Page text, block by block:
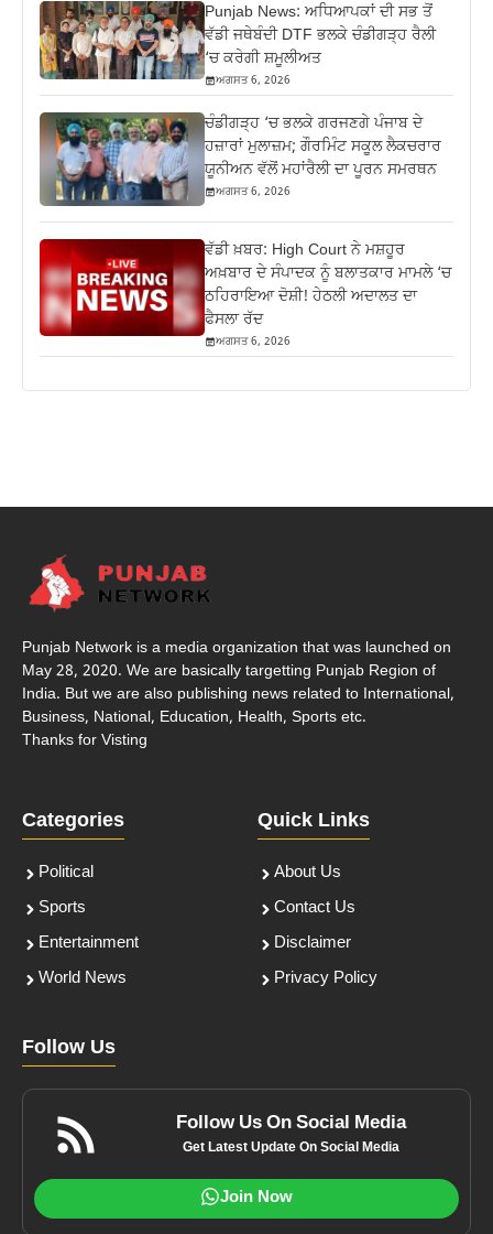
Punjab News: ਅਧਿਆਪਕਾਂ ਦੀ ਸਭ ਤੋਂ
ਵੱਡੀ ਜਥੇਬੰਦੀ DTF ਭਲਕੇ ਚੰਡੀਗੜ੍ਹ ਰੈਲੀ
‘ਚ ਕਰੇਗੀ ਸ਼ਮੂਲੀਅਤ
ਅਗਸਤ 6, 2026
ਚੰਡੀਗੜ੍ਹ ‘ਚ ਭਲਕੇ ਗਰਜਣਗੇ ਪੰਜਾਬ ਦੇ
ਹਜ਼ਾਰਾਂ ਮੁਲਾਜ਼ਮ; ਗੌਰਮਿੰਟ ਸਕੂਲ ਲੈਕਚਰਾਰ
ਯੂਨੀਅਨ ਵੱਲੋਂ ਮਹਾਂਰੈਲੀ ਦਾ ਪੂਰਨ ਸਮਰਥਨ
ਅਗਸਤ 6, 2026
ਵੱਡੀ ਖ਼ਬਰ: High Court ਨੇ ਮਸ਼ਹੂਰ
ਅਖ਼ਬਾਰ ਦੇ ਸੰਪਾਦਕ ਨੂੰ ਬਲਾਤਕਾਰ ਮਾਮਲੇ ‘ਚ
ਠਹਿਰਾਇਆ ਦੋਸ਼ੀ! ਹੇਠਲੀ ਅਦਾਲਤ ਦਾ
ਫੈਸਲਾ ਰੱਦ
ਅਗਸਤ 6, 2026
Punjab Network is a media organization that was launched on
May 28, 2020. We are basically targetting Punjab Region of
India. But we are also publishing news related to International,
Business, National, Education, Health, Sports etc.
Thanks for Visting
Categories
Political
Sports
Entertainment
World News
Quick Links
About Us
Contact Us
Disclaimer
Privacy Policy
Follow Us
Follow Us On Social Media
Get Latest Update On Social Media
Join Now